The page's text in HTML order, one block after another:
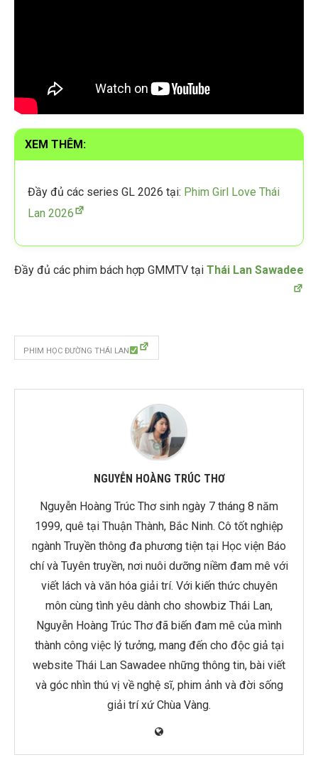
XEM THÊM:
Đầy đủ các series GL 2026 tại: Phim Girl Love Thái
Lan 2026
Đầy đủ các phim bách hợp GMMTV tại Thái Lan Sawadee
PHIM HỌC ĐƯỜNG THÁI LAN
NGUYỄN HOÀNG TRÚC THƠ
Nguyễn Hoàng Trúc Thơ sinh ngày 7 tháng 8 năm
1999, quê tại Thuận Thành, Bắc Ninh. Cô tốt nghiệp
ngành Truyền thông đa phương tiện tại Học viện Báo
chí và Tuyên truyền, nơi nuôi dưỡng niềm đam mê với
viết lách và văn hóa giải trí. Với kiến thức chuyên
môn cùng tình yêu dành cho showbiz Thái Lan,
Nguyễn Hoàng Trúc Thơ đã biến đam mê của mình
thành công việc lý tưởng, mang đến cho độc giả tại
website Thái Lan Sawadee những thông tin, bài viết
và góc nhìn thú vị về nghệ sĩ, phim ảnh và đời sống
giải trí xứ Chùa Vàng.